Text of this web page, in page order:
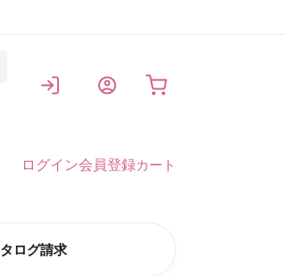
ログイン会員登録カート
ログ請求